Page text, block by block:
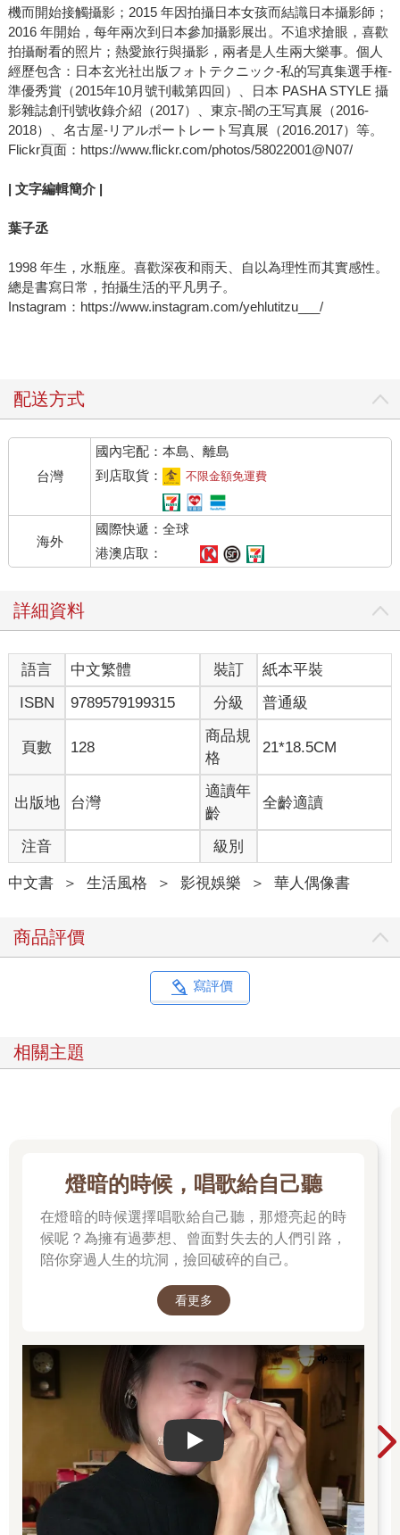
機而開始接觸攝影；2015 年因拍攝日本女孩而結識日本攝影師；
2016 年開始，每年兩次到日本參加攝影展出。不追求搶眼，喜歡
拍攝耐看的照片；熱愛旅行與攝影，兩者是人生兩大樂事。個人
經歷包含：日本玄光社出版フォトテクニック-私的写真集選手権-
準優秀賞（2015年10月號刊載第四回）、日本 PASHA STYLE 攝
影雜誌創刊號收錄介紹（2017）、東京-闇の王写真展（2016-
2018）、名古屋-リアルポートレート写真展（2016.2017）等。
Flickr頁面：https://www.flickr.com/photos/58022001@N07/
| 文字編輯簡介 |
葉子丞
1998 年生，水瓶座。喜歡深夜和雨天、自以為理性而其實感性。
總是書寫日常，拍攝生活的平凡男子。
Instagram：https://www.instagram.com/yehlutitzu___/
配送方式
台灣
國內宅配：本島、離島
到店取貨：
不限金額免運費
海外
國際快遞：全球
港澳店取：
詳細資料
語言 中文繁體 裝訂
紙本平裝
ISBN
9789579199315 分級 普通級
頁數 128
商品規
格
21*18.5CM
出版地 台灣
適讀年
齡
全齡適讀
注音 級別
中文書 ＞ 生活風格 ＞ 影視娛樂 ＞ 華人偶像書
商品評價
寫評價
相關主題
燈暗的時候，唱歌給自己聽
在燈暗的時候選擇唱歌給自己聽，那燈亮起的時
候呢？為擁有過夢想、曾面對失去的人們引路，
陪你穿過人生的坑洞，撿回破碎的自己。
看更多
Play video